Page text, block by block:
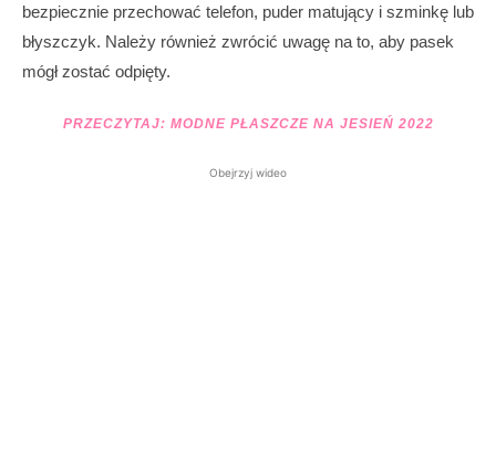
bezpiecznie przechować telefon, puder matujący i szminkę lub
błyszczyk. Należy również zwrócić uwagę na to, aby pasek
mógł zostać odpięty.
PRZECZYTAJ: MODNE PŁASZCZE NA JESIEŃ 2022
Obejrzyj wideo